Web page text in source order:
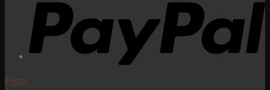
Filter